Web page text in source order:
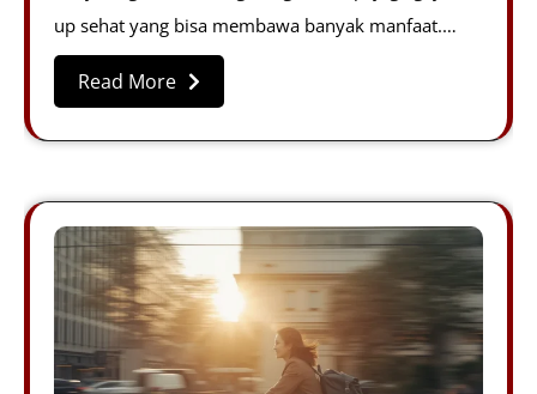
up sehat yang bisa membawa banyak manfaat.…
Read More